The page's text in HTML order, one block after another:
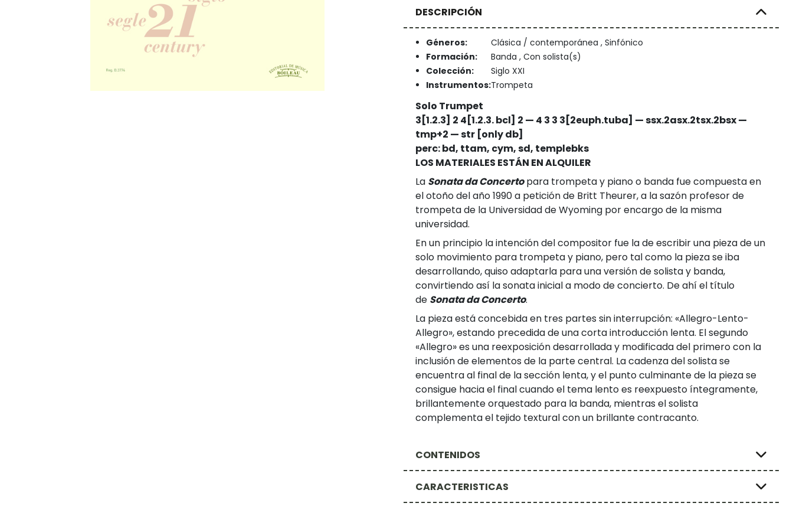
DESCRIPCIÓN
Géneros:
Clásica / contemporánea , Sinfónico
Formación:
Banda , Con solista(s)
Colección:
Siglo XXI
Instrumentos:Trompeta
Solo Trumpet
3[1.2.3] 2 4[1.2.3. bcl] 2 — 4 3 3 3[2euph.tuba] — ssx.2asx.2tsx.2bsx —
tmp+2 — str [only db]
perc: bd, ttam, cym, sd, templebks
LOS MATERIALES ESTÁN EN ALQUILER
La Sonata da Concertopara trompeta y piano o banda fue compuesta en
el otoño del año 1990 a petición de Britt Theurer, a la sazón profesor de
trompeta de la Universidad de Wyoming por encargo de la misma
universidad.
En un principio la intención del compositor fue la de escribir una pieza de un
solo movimiento para trompeta y piano, pero tal como la pieza se iba
desarrollando, quiso adaptarla para una versión de solista y banda,
convirtiendo así la sonata inicial a modo de concierto. De ahí el título
de Sonata da Concerto.
La pieza está concebida en tres partes sin interrupción: «Allegro-Lento-
Allegro», estando precedida de una corta introducción lenta. El segundo
«Allegro» es una reexposición desarrollada y modificada del primero con la
inclusión de elementos de la parte central. La cadenza del solista se
encuentra al final de la sección lenta, y el punto culminante de la pieza se
consigue hacia el final cuando el tema lento es reexpuesto íntegramente,
brillantemente orquestado para la banda, mientras el solista
complementa el tejido textural con un brillante contracanto.
CONTENIDOS
CARACTERISTICAS